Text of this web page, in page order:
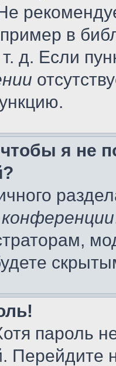
в
д. Если
я не
пароль
Перейдите